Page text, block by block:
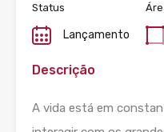
Status
Lançamento
Descrição
A vida está em